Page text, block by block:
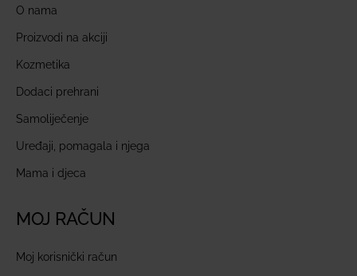
O nama
Proizvodi na akciji
Kozmetika
Dodaci prehrani
Samoliječenje
Uređaji, pomagala i njega
Mama i djeca
MOJ RAČUN
Moj korisnički račun